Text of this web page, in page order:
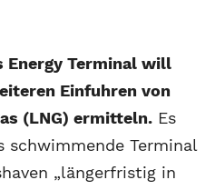
Energy Terminal will
Einfuhren von
(LNG) ermitteln. Es
schwimmende Terminal
„längerfristig in